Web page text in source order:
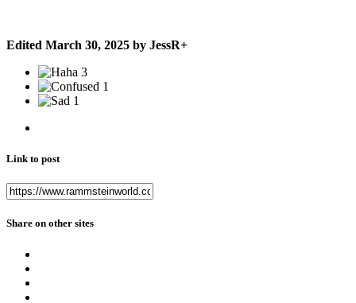
Edited March 30, 2025 by JessR+
3
1
1
Link to post
Share on other sites